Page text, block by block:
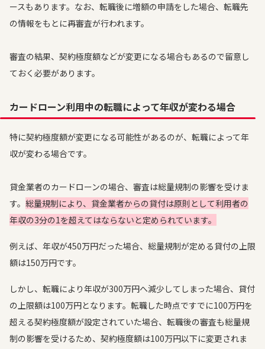
ースもあります。なお、転職後に増額の申請をした場合、転職先
の情報をもとに再審査が行われます。
審査の結果、契約極度額などが変更になる場合もあるので留意し
ておく必要があります。
カードローン利用中の転職によって年収が変わる場合
特に契約極度額が変更になる可能性があるのが、転職によって年
収が変わる場合です。
貸金業者のカードローンの場合、審査は総量規制の影響を受けま
す。 総量規制により、貸金業者からの貸付は原則として利用者の
年収の3分の1を超えてはならないと定められています。
例えば、年収が450万円だった場合、総量規制が定める貸付の上限
額は150万円です。
しかし、転職により年収が300万円へ減少してしまった場合、貸付
の上限額は100万円となります。転職した時点ですでに100万円を
超える契約極度額が設定されていた場合、転職後の審査も総量規
制の影響を受けるため、契約極度額は100万円以下に変更されま